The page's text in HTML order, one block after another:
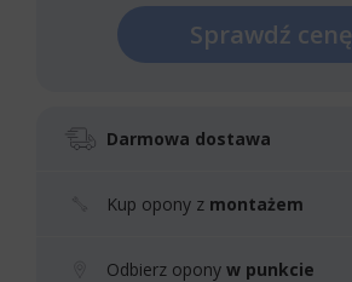
Sprawdź cenę
Darmowa dostawa
Kup opony z montażem
Odbierz opony w punkcie